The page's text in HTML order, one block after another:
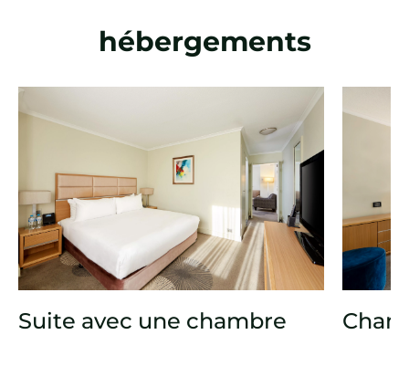
hébergements
Suite avec une chambre